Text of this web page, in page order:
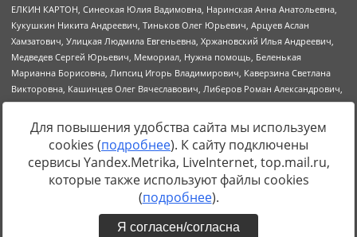
https://minjust.gov.ru/uploaded/files/reestr-
inostrannyih-agentov-22-03-2024.pdfданные на22.03.2024
Для повышения удобства сайта мы используем
cookies (подробнее). К сайту подключены
сервисы Yandex.Metrika, LiveInternet, top.mail.ru,
которые также используют файлы cookies
(подробнее).
Я согласен/согласна